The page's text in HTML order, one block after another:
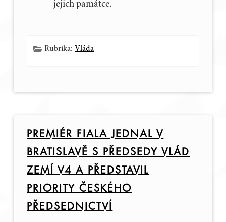
jejich památce.
Rubrika: Vláda
PREMIÉR FIALA JEDNAL V
BRATISLAVĚ S PŘEDSEDY VLÁD
ZEMÍ V4 A PŘEDSTAVIL
PRIORITY ČESKÉHO
PŘEDSEDNICTVÍ